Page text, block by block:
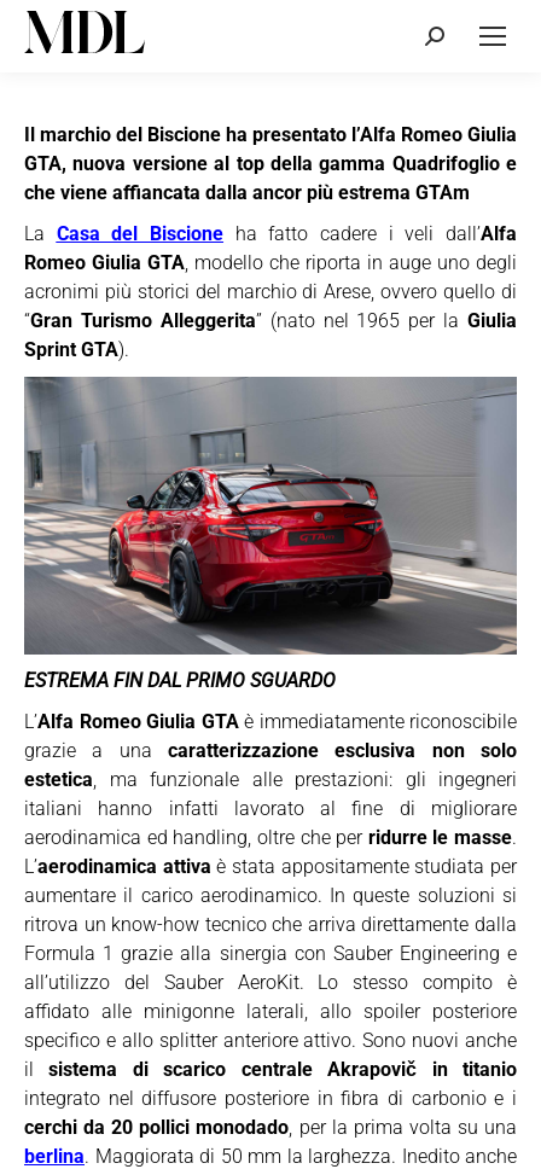
Cerca:
Il marchio del Biscione ha presentato l’Alfa Romeo Giulia
GTA, nuova versione al top della gamma Quadrifoglio e
che viene affiancata dalla ancor più estrema GTAm
La Casa del Biscione ha fatto cadere i veli dall’Alfa
Romeo Giulia GTA, modello che riporta in auge uno degli
acronimi più storici del marchio di Arese, ovvero quello di
“Gran Turismo Alleggerita” (nato nel 1965 per la Giulia
Sprint GTA).
ESTREMA FIN DAL PRIMO SGUARDO
L’Alfa Romeo Giulia GTAè immediatamente riconoscibile
grazie a una caratterizzazione esclusiva non solo
estetica , ma funzionale alle prestazioni: gli ingegneri
italiani hanno infatti lavorato al fine di migliorare
aerodinamica ed handling, oltre che per ridurre le masse.
L’aerodinamica attiva è stata appositamente studiata per
aumentare il carico aerodinamico. In queste soluzioni si
ritrova un know-how tecnico che arriva direttamente dalla
Formula 1 grazie alla sinergia con Sauber Engineering e
all’utilizzo del Sauber AeroKit. Lo stesso compito è
affidato alle minigonne laterali, allo spoiler posteriore
specifico e allo splitter anteriore attivo. Sono nuovi anche
ilsistema di scarico centrale Akrapovič in titanio
integrato nel diffusore posteriore in fibra di carbonio e i
cerchi da 20 pollici monodado , per la prima volta su una
berlina. Maggiorata di 50 mm la larghezza. Inedito anche